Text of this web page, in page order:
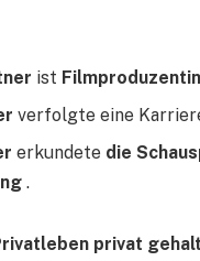
ist Filmproduzentin
verfolgte eine
erkundete die
.
privat